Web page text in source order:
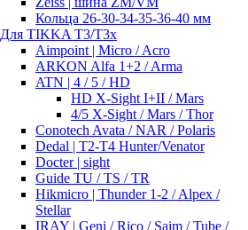
Кольца 26-30-34-35-36-40 мм
Для TIKKA T3/T3x
Aimpoint | Micro / Acro
ARKON Alfa 1+2 / Arma
ATN | 4 / 5 / HD
HD X-Sight I+II / Mars
4/5 X-Sight / Mars / Thor
Conotech Avata / NAR / Polaris
Dedal | T2-T4 Hunter/Venator
Docter | sight
Guide TU / TS / TR
Hikmicro | Thunder 1-2 / Alpex /
Stellar
IRAY | Geni / Rico / Saim / Tube /